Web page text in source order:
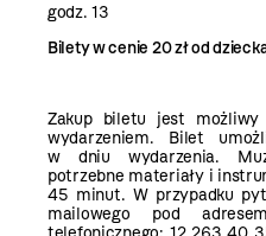
godz. 13
Bilety w cenie 20 zł od
Zakup biletu jest
wydarzeniem. Bilet
w dniu wydarzenia.
potrzebne materiały i
45 minut. W przypadku
mailowego pod